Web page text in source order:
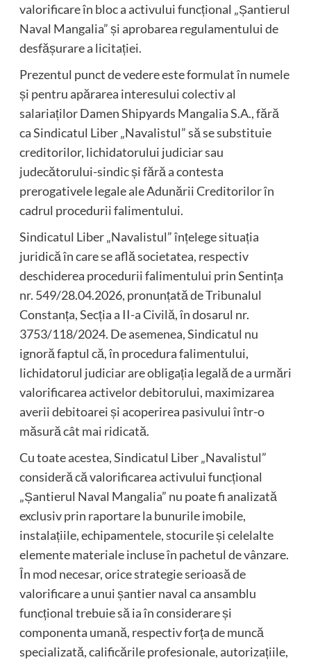
valorificare în bloc a activului funcțional „Șantierul
Naval Mangalia” și aprobarea regulamentului de
desfășurare a licitației.
Prezentul punct de vedere este formulat în numele
și pentru apărarea interesului colectiv al
salariaților Damen Shipyards Mangalia S.A., fără
ca Sindicatul Liber „Navalistul” să se substituie
creditorilor, lichidatorului judiciar sau
judecătorului-sindic și fără a contesta
prerogativele legale ale Adunării Creditorilor în
cadrul procedurii falimentului.
Sindicatul Liber „Navalistul” înțelege situația
juridică în care se află societatea, respectiv
deschiderea procedurii falimentului prin Sentința
nr. 549/28.04.2026, pronunțată de Tribunalul
Constanța, Secția a II-a Civilă, în dosarul nr.
3753/118/2024. De asemenea, Sindicatul nu
ignoră faptul că, în procedura falimentului,
lichidatorul judiciar are obligația legală de a urmări
valorificarea activelor debitorului, maximizarea
averii debitoarei și acoperirea pasivului într-o
măsură cât mai ridicată.
Cu toate acestea, Sindicatul Liber „Navalistul”
consideră că valorificarea activului funcțional
„Șantierul Naval Mangalia” nu poate fi analizată
exclusiv prin raportare la bunurile imobile,
instalațiile, echipamentele, stocurile și celelalte
elemente materiale incluse în pachetul de vânzare.
În mod necesar, orice strategie serioasă de
valorificare a unui șantier naval ca ansamblu
funcțional trebuie să ia în considerare și
componenta umană, respectiv forța de muncă
specializată, calificările profesionale, autorizațiile,